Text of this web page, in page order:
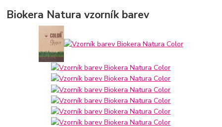
Biokera Natura vzorník barev